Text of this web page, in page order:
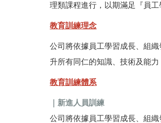
理類課程進行，以期滿足『員
教育訓練理念
公司將依據員工學習成長、組
升所有同仁的知識、技術及能
教育訓練體系
｜新進人員訓練
公司將依據員工學習成長、組